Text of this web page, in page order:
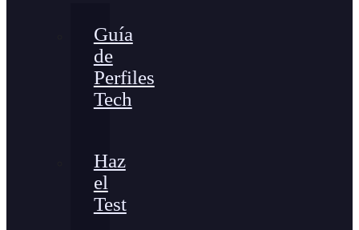
Guía
de
Perfiles
Tech
Haz
el
Test